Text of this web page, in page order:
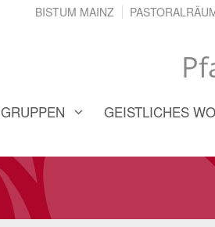
BISTUM MAINZ
GRUPPEN GEISTLICHES